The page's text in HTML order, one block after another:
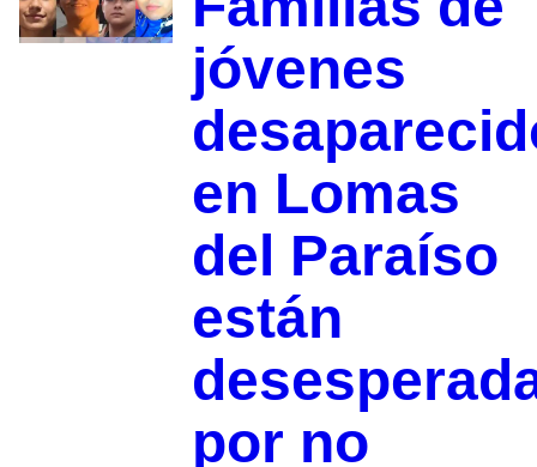
jóvenes
en Lomas
del Paraíso
están
por no